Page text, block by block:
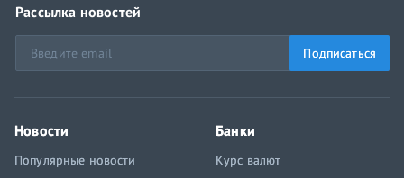
Рассылка новостей
Подписаться
Новости
Популярные новости
Банки
Курс валют